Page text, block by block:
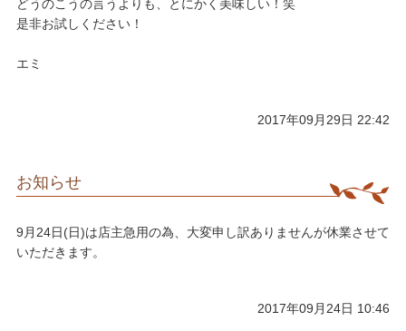
​どうのこうの言うよりも、とにかく美味しい！笑
​是非お試しください！
​エミ
2017年09月29日 22:42
お知らせ
9月24日(日)は店主急用の為、大変申し訳ありませんが休業させて
いただきます。
2017年09月24日 10:46